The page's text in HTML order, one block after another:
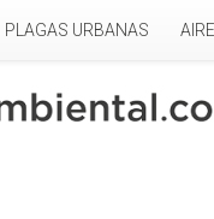
PLAGAS URBANAS